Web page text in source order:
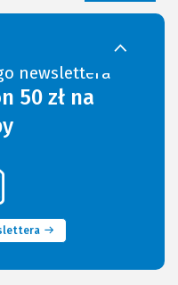
newslettera
50 zł na